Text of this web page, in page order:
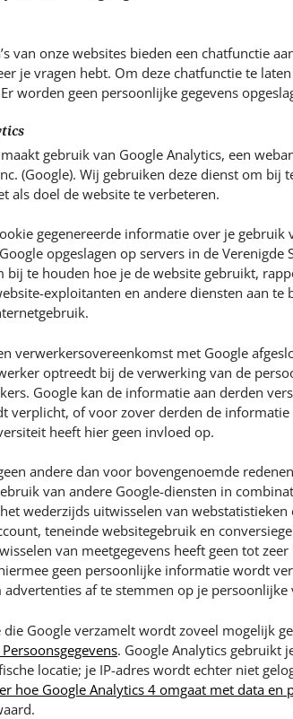
van onze websites bieden een chatfunctie
je vragen hebt. Om deze chatfunctie te
worden geen persoonlijke gegevens
gebruik van Google Analytics, een
(Google). Wij gebruiken deze dienst om bij
als doel de website te verbeteren.
gegenereerde informatie over je
opgeslagen op servers in de Verenigde
bij te houden hoe je de website gebruikt,
exploitanten en andere diensten aan
verwerkersovereenkomst met Google
optreedt bij de verwerking van de
Google kan de informatie aan derden
verplicht, of voor zover derden de informatie
heeft hier geen invloed op.
andere dan voor bovengenoemde
van andere Google-diensten in
wederzijds uitwisselen van
teneinde websitegebruik en
van meetgegevens heeft geen tot
geen persoonlijke informatie wordt
af te stemmen op je persoonlijke
Google verzamelt wordt zoveel mogelijk
. Google Analytics gebruikt
locatie; je IP-adres wordt echter niet
hoe Google Analytics 4 omgaat met data en